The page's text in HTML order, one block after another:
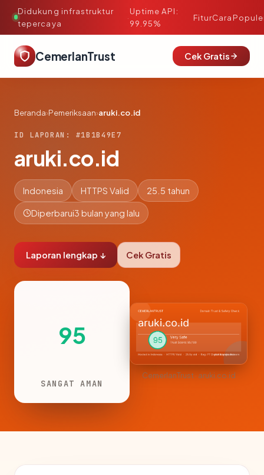
Didukung infrastruktur
tepercaya
·
Uptime API:
99.95%
FiturCara
CemerlanTrust Cek Gratis
Beranda›Pemeriksaan›aruki.co.id
ID LAPORAN: #1B1B49E7
aruki.co.id
Indonesia HTTPS Valid 25.5 tahun
Diperbarui3 bulan yang lalu
Laporan lengkap ↓ Cek Gratis
95
SANGAT AMAN
CemerlanTrust · aruki.co.id